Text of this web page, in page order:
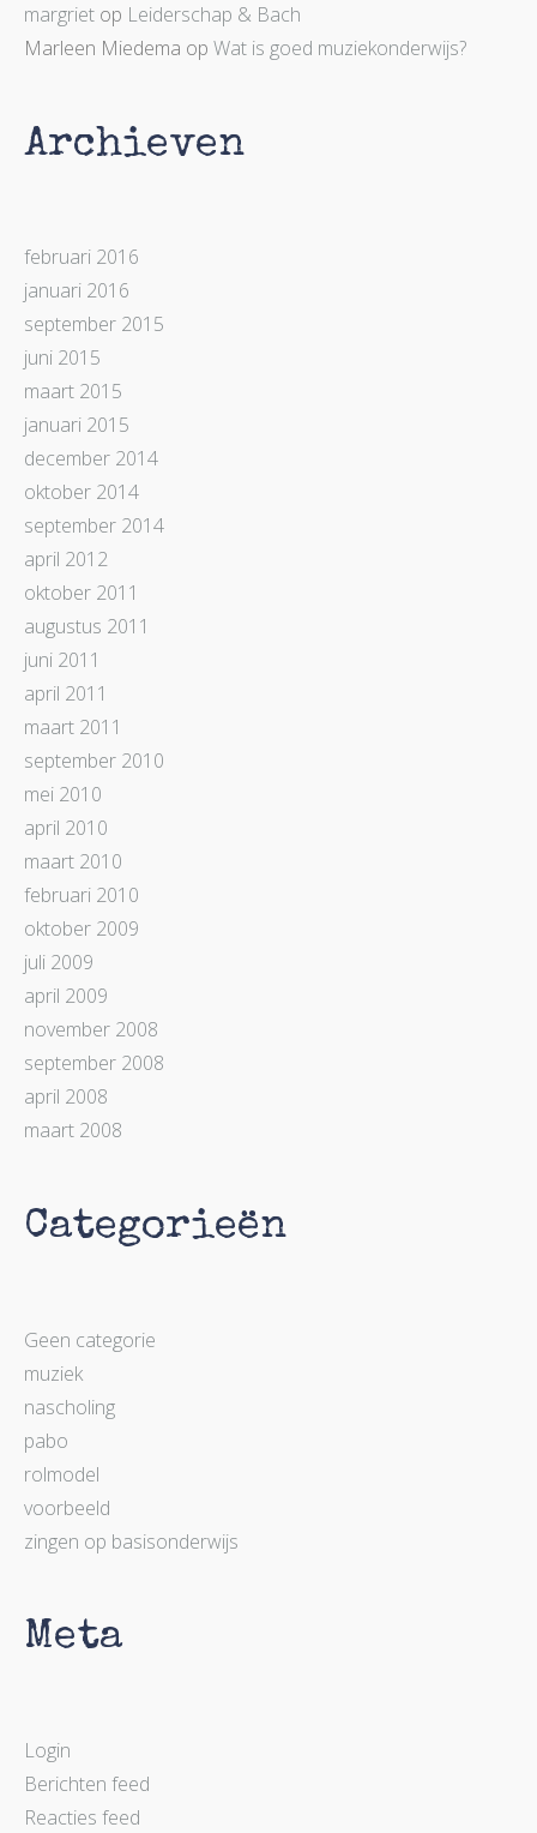
margriet op Leiderschap & Bach
Marleen Miedema op Wat is goed muziekonderwijs?
Archieven
februari 2016
januari 2016
september 2015
juni 2015
maart 2015
januari 2015
december 2014
oktober 2014
september 2014
april 2012
oktober 2011
augustus 2011
juni 2011
april 2011
maart 2011
september 2010
mei 2010
april 2010
maart 2010
februari 2010
oktober 2009
juli 2009
april 2009
november 2008
september 2008
april 2008
maart 2008
Categorieën
Geen categorie
muziek
nascholing
pabo
rolmodel
voorbeeld
zingen op basisonderwijs
Meta
Login
Berichten feed
Reacties feed